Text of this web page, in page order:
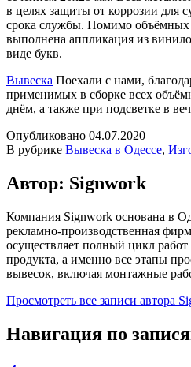
в целях защиты от коррозии для
срока службы. Помимо объёмных
выполнена аппликация из
виде букв.
Вывеска Поехали с нами,
применимых в сборке всех
днём, а также при подсветке в
Опубликовано 04.07.2020
В рубрике Вывеска в Одессе,
Автор: Signwork
Компания Signwork основана в
рекламно-производственная
осуществляет полный цикл работ
продукта, а именно все этапы
вывесок, включая монтажные
Просмотреть все записи автора
Навигация по